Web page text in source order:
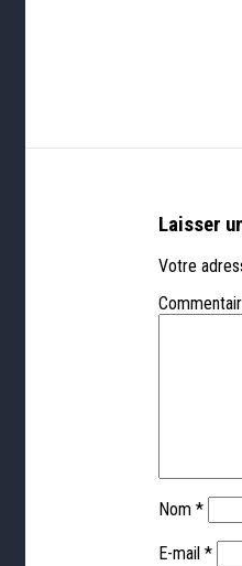
Laisser
Votre
Nom *
E-mail *